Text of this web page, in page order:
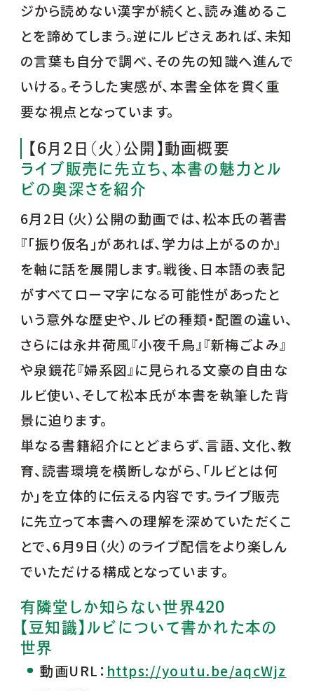
ジから読めない漢字が続くと、読み進めるこ
とを諦めてしまう。逆にルビさえあれば、未知
の言葉も自分で調べ、その先の知識へ進んで
いける。そうした実感が、本書全体を貫く重
要な視点となっています。
【6月2日（火）公開】動画概要
ライブ販売に先立ち、本書の魅力とル
ビの奥深さを紹介
6月2日（火）公開の動画では、松本氏の著書
『「振り仮名」があれば、学力は上がるのか』
を軸に話を展開します。戦後、日本語の表記
がすべてローマ字になる可能性があったと
いう意外な歴史や、ルビの種類・配置の違い、
さらには永井荷風『小夜千鳥』『新梅ごよみ』
や泉鏡花『婦系図』に見られる文豪の自由な
ルビ使い、そして松本氏が本書を執筆した背
景に迫ります。
単なる書籍紹介にとどまらず、言語、文化、教
育、読書環境を横断しながら、「ルビとは何
か」を立体的に伝える内容です。ライブ販売
に先立って本書への理解を深めていただくこ
とで、6月9日（火）のライブ配信をより楽しん
でいただける構成となっています。
有隣堂しか知らない世界420
【豆知識】ルビについて書かれた本の
世界
動画URL： https://youtu.be/aqcWjz